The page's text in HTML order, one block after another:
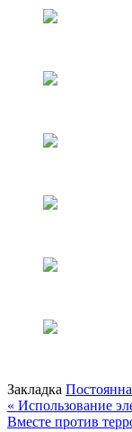
Закладка
« Использование
Вместе против